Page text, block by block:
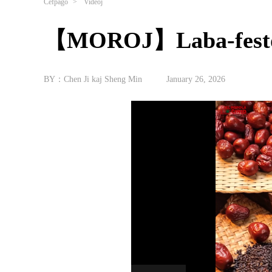
Ĉefpaĝo > Videoj
【MOROJ】Laba-
BY：Chen Ji kaj Sheng Min January 26, 2026